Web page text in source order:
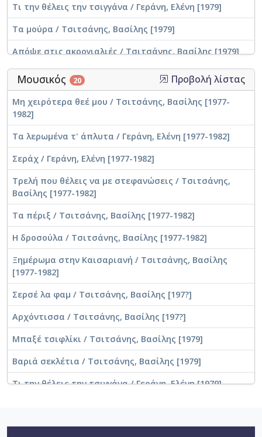
Τι την θέλεις την τσιγγάνα / Γεράνη, Ελένη [1979]
Τα μούρα / Τσιτσάνης, Βασίλης [1979]
Απόψε στις ακρογιαλιές / Τσιτσάνης, Βασίλης [1979]
Μοντέρνες και μαγκίτισσες / Τσιτσάνης, Βασίλης
[1979]
Πέφτεις σε λάθη (2) / Τσιτσάνης, Βασίλης [1979]
Όταν πίνεις στην ταβέρνα / Τσιτσάνης, Βασίλης
[1979]
Της γερακίνας γιος / Τσιτσάνης, Βασίλης [1979]
Πέφτεις σε λάθη / Τσιτσάνης, Βασίλης [1979]
Το παράπονο του ξενητεμένου / Τσιτσάνης, Βασίλης
[1979]
Ζαΐρα / Γεράνη, Ελένη [1979]
Το βαπόρι απ' την Περσία / Τσιτσάνης, Βασίλης
[1979]
Πω πω ζημιά / Τσιτσάνης, Βασίλης [1979]
Συννεφιασμένη Κυριακή / Τσιτσάνης, Βασίλης [1979]
Δυο νύχτες στου Τσιτσάνη
Μουσικός 20 Προβολή λίστας
Μη χειρότερα θεέ μου / Τσιτσάνης, Βασίλης [1977-
1982]
Τα λερωμένα τ' άπλυτα / Γεράνη, Ελένη [1977-1982]
Σεράχ / Γεράνη, Ελένη [1977-1982]
Τρελή που θέλεις να με στεφανώσεις / Τσιτσάνης,
Βασίλης [1977-1982]
Τα πέριξ / Τσιτσάνης, Βασίλης [1977-1982]
Η δροσούλα / Τσιτσάνης, Βασίλης [1977-1982]
Ξημέρωμα στην Καισαριανή / Τσιτσάνης, Βασίλης
[1977-1982]
Σερσέ λα φαμ / Τσιτσάνης, Βασίλης [197?]
Αρχόντισσα / Τσιτσάνης, Βασίλης [197?]
Μπαξέ τσιφλίκι / Τσιτσάνης, Βασίλης [1979]
Βαριά σεκλέτια / Τσιτσάνης, Βασίλης [1979]
Τι την θέλεις την τσιγγάνα / Γεράνη, Ελένη [1979]